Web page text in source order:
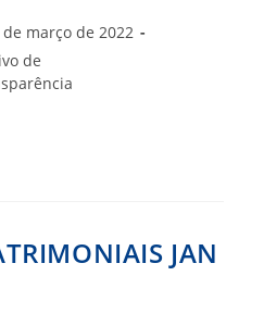
de março de 2022
de
JAN